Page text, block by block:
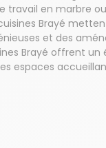
travail en marbre
Brayé
et des
Brayé offrent un
espaces